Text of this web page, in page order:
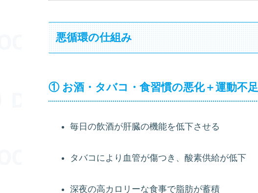
悪循環の仕組み
① お酒・タバコ・食習慣の悪化＋運動不足
毎日の飲酒が肝臓の機能を低下させる
タバコにより血管が傷つき、酸素供給が低下
深夜の高カロリーな食事で脂肪が蓄積